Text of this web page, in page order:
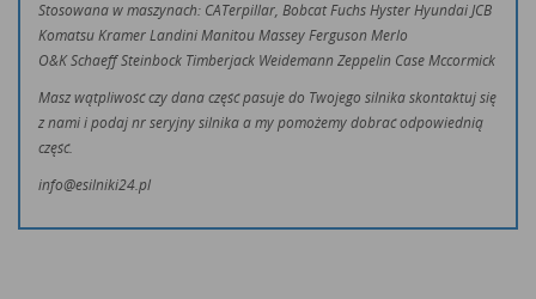
Stosowana w maszynach: CATerpillar, Bobcat Fuchs Hyster Hyundai JCB
Komatsu Kramer Landini Manitou Massey Ferguson Merlo
O&K Schaeff Steinbock Timberjack Weidemann Zeppelin Case Mccormick
Masz wątpliwość czy dana część pasuje do Twojego silnika skontaktuj się
z nami i podaj nr seryjny silnika a my pomożemy dobrać odpowiednią
część.
info@esilniki24.pl